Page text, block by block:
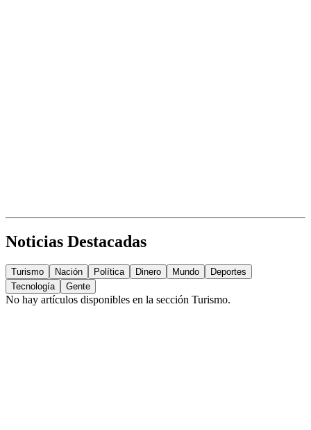
Noticias Destacadas
Turismo Nación Política Dinero Mundo
Deportes
Tecnología
Gente
No hay artículos disponibles en la sección Turismo.